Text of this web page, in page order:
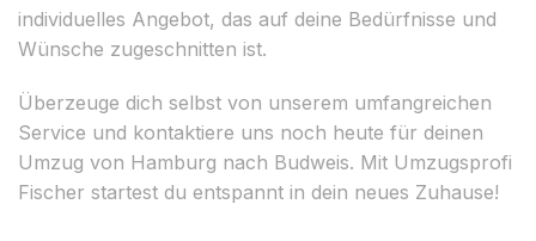
individuelles Angebot, das auf deine Bedürfnisse und
Wünsche zugeschnitten ist.
Überzeuge dich selbst von unserem umfangreichen
Service und kontaktiere uns noch heute für deinen
Umzug von Hamburg nach Budweis. Mit Umzugsprofi
Fischer startest du entspannt in dein neues Zuhause!